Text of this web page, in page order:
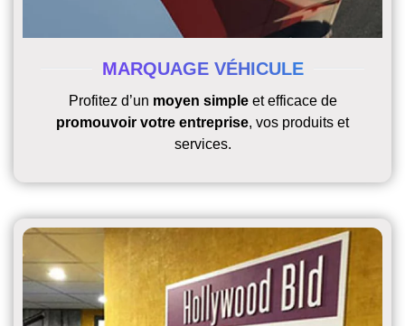
MARQUAGE VÉHICULE
Profitez d’un moyen simpleet efficace de
promouvoir votre entreprise, vos produits et
services.